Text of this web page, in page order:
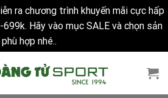
ra chương trình khuyến mãi cực hấp
Hãy vào mục SALE và chọn sản
hợp nhé..